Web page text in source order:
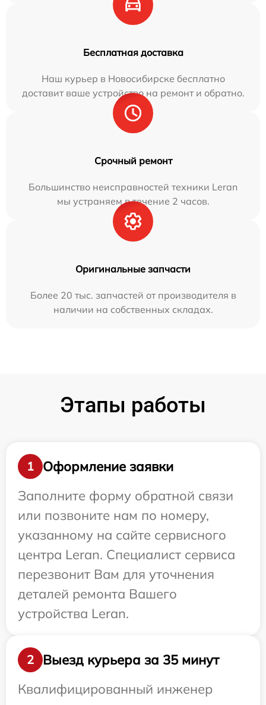
Бесплатная доставка
Наш курьер в Новосибирске бесплатно
доставит ваше устройство на ремонт и обратно.
Срочный ремонт
Большинство неисправностей техники Leran
мы устраняем в течение 2 часов.
Оригинальные запчасти
Более 20 тыс. запчастей от производителя в
наличии на собственных складах.
Этапы работы
1
Оформление заявки
Заполните форму обратной связи
или позвоните нам по номеру,
указанному на сайте сервисного
центра Leran. Специалист сервиса
перезвонит Вам для уточнения
деталей ремонта Вашего
устройства Leran.
2
Выезд курьера за 35 минут
Квалифицированный инженер